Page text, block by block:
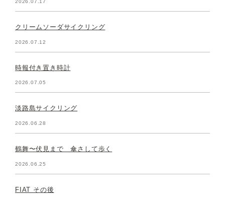
2026.07.17
クリームソーダサイクリング
2026.07.12
時報付き置き時計
2026.07.05
淡路島サイクリング
2026.06.28
鶴舞〜伏見まで 傘さして歩く
2026.06.25
FIAT その後